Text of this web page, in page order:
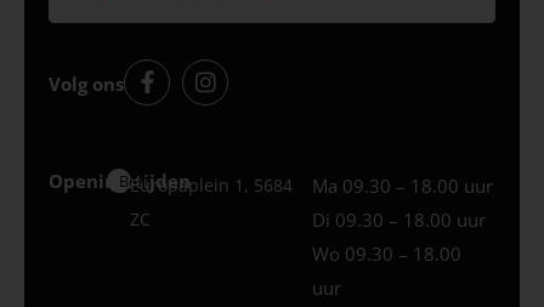
Volg ons
Openingstijden
Best
Europaplein 1, 5684
ZC
Ma 09.30 – 18.00 uur
Di 09.30 – 18.00 uur
Wo 09.30 – 18.00
uur